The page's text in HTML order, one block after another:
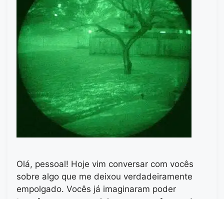
Olá, pessoal! Hoje vim conversar com vocês
sobre algo que me deixou verdadeiramente
empolgado. Vocês já imaginaram poder